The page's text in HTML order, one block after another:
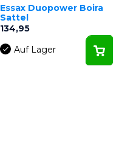
Essax Duopower Boira
Sattel
Preis
134,95
Auf Lager